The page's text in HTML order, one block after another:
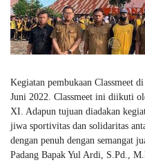
Kegiatan pembukaan Classmeet
Juni 2022. Classmeet ini diikuti
XI. Adapun tujuan diadakan
jiwa sportivitas dan solidaritas
dengan penuh dengan semangat
Padang Bapak Yul Ardi, S.Pd.,